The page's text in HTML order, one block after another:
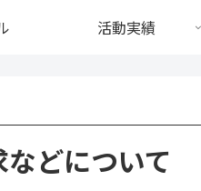
活動実績
どについて